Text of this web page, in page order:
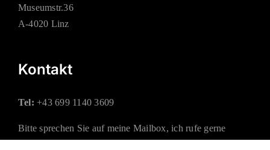
Museumstr.36
A-4020 Linz
Kontakt
Tel: +43 699 1140 3609
Bitte sprechen Sie auf meine Mailbox, ich rufe gerne